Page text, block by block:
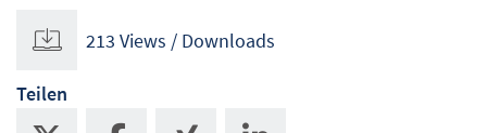
213 Views / Downloads
Teilen